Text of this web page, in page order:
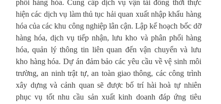
phối hàng hóa. Cung cấp dịch vụ vận tải đồng thời thực
hiện các dịch vụ làm thủ tục hải quan xuất nhập khẩu hàng
hóa của các khu công nghiệp lân cận. Lập kế hoạch bốc dỡ
hàng hóa, dịch vụ tiếp nhận, lưu kho và phân phối hàng
hóa, quản lý thông tin liên quan đến vận chuyển và lưu
kho hàng hóa. Dự án đảm bảo các yêu cầu về vệ sinh môi
trường, an ninh trật tự, an toàn giao thông, các công trình
xây dựng và cảnh quan sẽ được bố trí hài hoà tự nhiên
phục vụ tốt nhu cầu sản xuất kinh doanh đáp ứng tiêu